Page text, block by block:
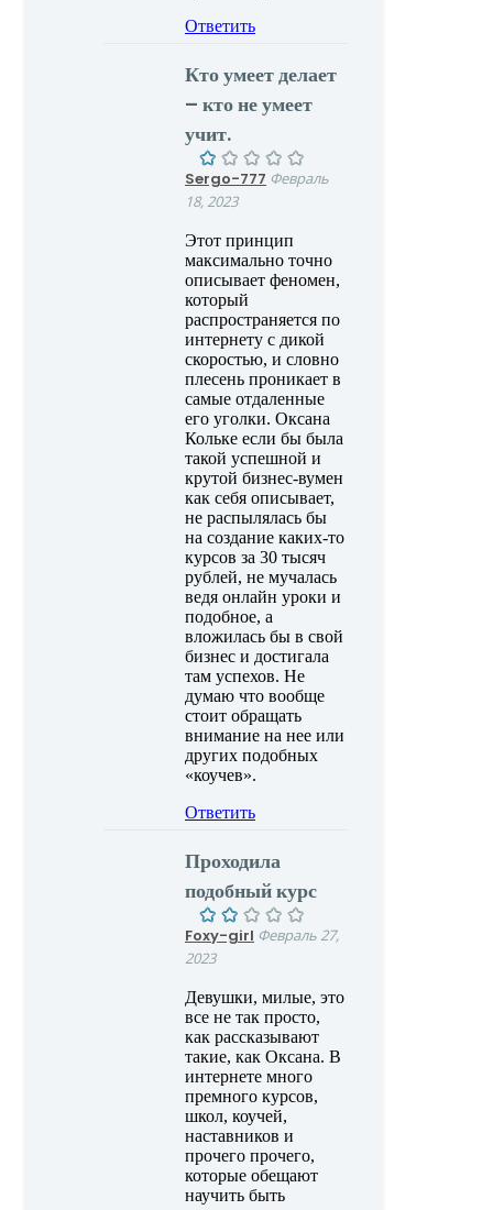
Ответить
Кто умеет делает
– кто не умеет
учит.
Sergo-777 Февраль
18, 2023
Этот принцип
максимально точно
описывает феномен,
который
распространяется по
интернету с дикой
скоростью, и словно
плесень проникает в
самые отдаленные
его уголки. Оксана
Кольке если бы была
такой успешной и
крутой бизнес-вумен
как себя описывает,
не распылялась бы
на создание каких-то
курсов за 30 тысяч
рублей, не мучалась
ведя онлайн уроки и
подобное, а
вложилась бы в свой
бизнес и достигала
там успехов. Не
думаю что вообще
стоит обращать
внимание на нее или
других подобных
«коучев».
Ответить
Проходила
подобный курс
Foxy-girl Февраль 27,
2023
Девушки, милые, это
все не так просто,
как рассказывают
такие, как Оксана. В
интернете много
премного курсов,
школ, коучей,
наставников и
прочего прочего,
которые обещают
научить быть